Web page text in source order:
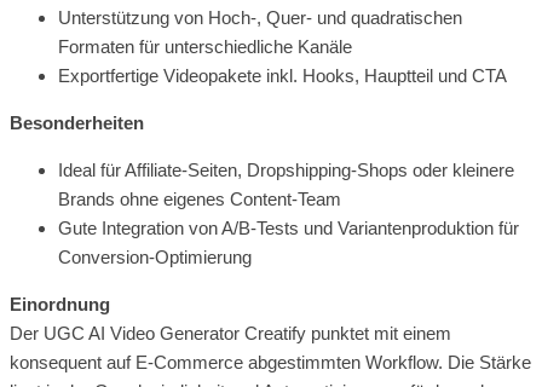
Unterstützung von Hoch-, Quer- und quadratischen
Formaten für unterschiedliche Kanäle
Exportfertige Videopakete inkl. Hooks, Hauptteil und CTA
Besonderheiten
Ideal für Affiliate-Seiten, Dropshipping-Shops oder kleinere
Brands ohne eigenes Content-Team
Gute Integration von A/B-Tests und Variantenproduktion für
Conversion-Optimierung
Einordnung
Der UGC AI Video Generator Creatify punktet mit einem
konsequent auf E-Commerce abgestimmten Workflow. Die Stärke